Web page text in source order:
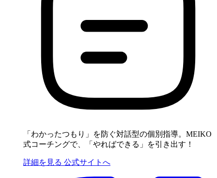
「わかったつもり」を防ぐ対話型の個別指導。MEIKO
式コーチングで、「やればできる」を引き出す！
詳細を見る 公式サイトへ